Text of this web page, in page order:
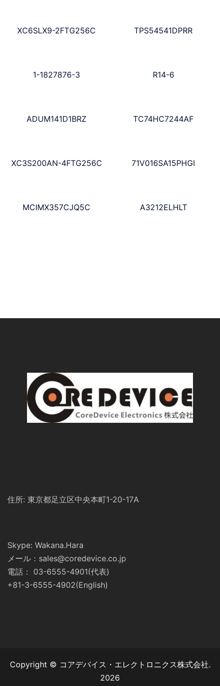
XC6SLX9-2FTG256C TPS54541DPRR
1-1827876-3 R14-6
ADUM141D1BRZ TC74HC7244AF
XC3S200AN-4FTG256C 71V016SA15PHGI
MCIMX357CJQ5C A3212ELHLT
住所: 東京都足立区中央本町1-20-17A
Skype: Wakana.Hara
メール：sales@coredevice.co.jp
電話： 03-6555-4901(代表)
+81-3-6555-4902(English)
Copyright © コアデバイス・エレクトロニクス株式会社.
2026